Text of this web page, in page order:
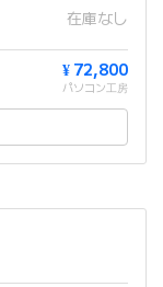
在庫なし
¥ 72,800
パソコン工房